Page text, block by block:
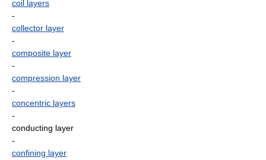
coil layers
-
collector layer
-
composite layer
-
compression layer
-
concentric layers
-
conducting layer
-
confining layer